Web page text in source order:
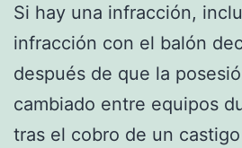
Si hay una infracción,
infracción con el balón
después de que la
cambiado entre equipos
tras el cobro de un